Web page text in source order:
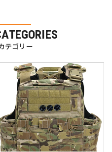
テゴリー